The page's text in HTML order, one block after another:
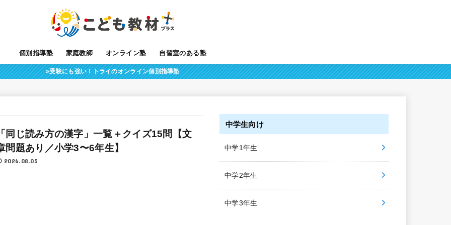
個別指導塾 家庭教師 オンライン塾 自習室のある塾
»受験にも強い！トライのオンライン個別指導塾
同じ読み方の漢字」一覧＋クイズ15問【文
問題あり／小学3〜6年生】
2026.08.05
中学生向け
中学1年生
中学2年生
中学3年生